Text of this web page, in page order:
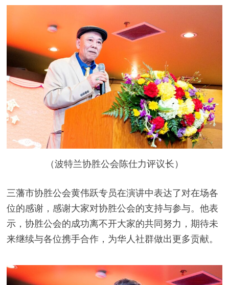
（波特兰协胜公会陈仕力评议长）
三藩市协胜公会黄伟跃专员在演讲中表达了对在场各
位的感谢，感谢大家对协胜公会的支持与参与。他表
示，协胜公会的成功离不开大家的共同努力，期待未
来继续与各位携手合作，为华人社群做出更多贡献。